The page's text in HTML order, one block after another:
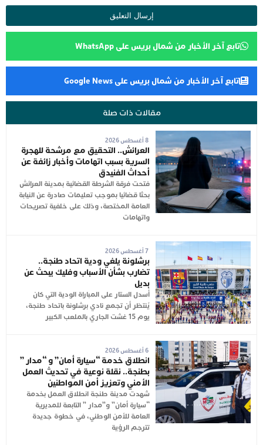
تابع آخر الأخبار من شمال بريس على WhatsApp
تابع آخر الأخبار من شمال بريس على Google News
مقالات ذات صلة
8 أغسطس 2026
العرائش.. التحقيق مع مرشحة للهجرة
السرية بسبب اتهامات وأخبار زائفة عن
أحداث الفنيدق
فتحت فرقة الشرطة القضائية بمدينة العرائش
بحثا قضائيا بموجب تعليمات صادرة عن النيابة
العامة المختصة، وذلك على خلفية تصريحات
واتهامات
7 أغسطس 2026
برشلونة يلغي ودية اتحاد طنجة..
تضارب بشأن الأسباب وفليك يبحث عن
بديل
أُسدل الستار على المباراة الودية التي كان
يُنتظر أن تجمع نادي برشلونة باتحاد طنجة،
يوم 15 غشت الجاري بالملعب الكبير
6 أغسطس 2026
انطلاق خدمة “سيارة أمان” و “مدار ”
بطنجة.. نقلة نوعية في تحديث العمل
الأمني وتعزيز أمن المواطنين
شهدت مدينة طنجة انطلاق العمل بخدمة
“سيارة أمان” و”مدار ” التابعة للمديرية
العامة للأمن الوطني، في خطوة جديدة
تترجم الرؤية